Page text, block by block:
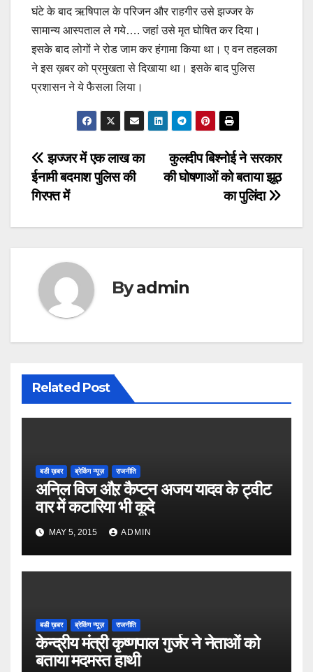
घंटे के बाद ऋषिपाल के परिजन और राहगीर उसे झज्जर के
सामान्य आस्पताल ले गये…. जहां उसे मृत घोषित कर दिया।
इसके बाद लोगों ने रोड जाम कर हंगामा किया था। ए वन तहलका
ने इस ख़बर को प्रमुखता से दिखाया था। इसके बाद पुलिस
प्रशासन ने ये फैसला लिया।
Post
navigation
कुलदीप बिश्नोई ने सरकार
की घोषणाओं को बताया झूठ
का पुलिंदा
झज्जर में एक लाख का
ईनामी बदमाश पुलिस की
गिरफ्त में
Byadmin
Related Post
बडी ख़बर ब्रेकिंग न्यूज़ राजनीति
अनिल विज औऱ कैप्टन अजय यादव के ट्वीट
वार में कटारिया भी कूदे
MAY 5, 2015 ADMIN
बडी ख़बर ब्रेकिंग न्यूज़ राजनीति
केन्द्रीय मंत्री कृष्णपाल गुर्जर ने नेताओं को
बताया मदमस्त हाथी